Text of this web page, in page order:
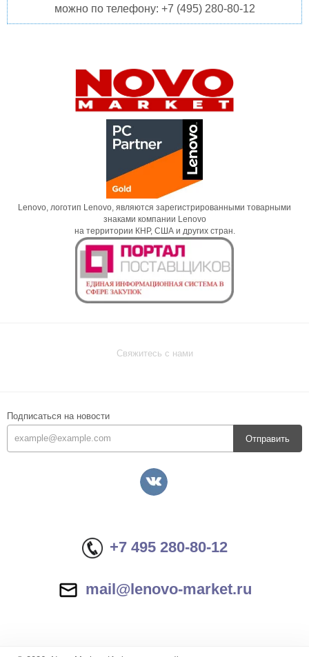
можно по телефону: +7 (495) 280-80-12
Lenovo, логотип Lenovo, являются зарегистрированными товарными
знаками компании Lenovo
на территории КНР, США и других стран.
Свяжитесь с нами
Подписаться на новости
Отправить
+7 495 280-80-12
mail@lenovo-market.ru